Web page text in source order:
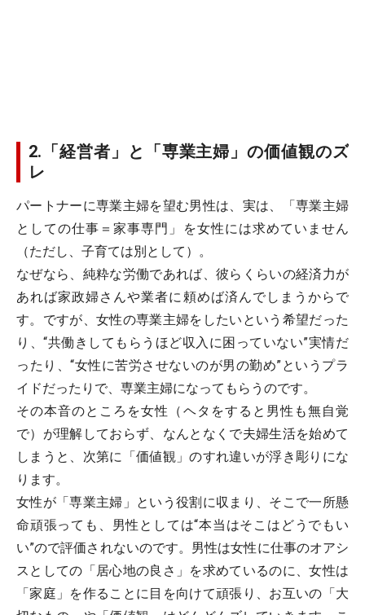
2.「経営者」と「専業主婦」の価値観のズ
レ
パートナーに専業主婦を望む男性は、実は、「専業主婦
としての仕事＝家事専門」を女性には求めていません
（ただし、子育ては別として）。
なぜなら、純粋な労働であれば、彼らくらいの経済力が
あれば家政婦さんや業者に頼めば済んでしまうからで
す。ですが、女性の専業主婦をしたいという希望だった
り、“共働きしてもらうほど収入に困っていない”実情だ
ったり、“女性に苦労させないのが男の勤め”というプラ
イドだったりで、専業主婦になってもらうのです。
その本音のところを女性（ヘタをすると男性も無自覚
で）が理解しておらず、なんとなくで夫婦生活を始めて
しまうと、次第に「価値観」のすれ違いが浮き彫りにな
ります。
女性が「専業主婦」という役割に収まり、そこで一所懸
命頑張っても、男性としては“本当はそこはどうでもい
い”ので評価されないのです。男性は女性に仕事のオアシ
スとしての「居心地の良さ」を求めているのに、女性は
「家庭」を作ることに目を向けて頑張り、お互いの「大